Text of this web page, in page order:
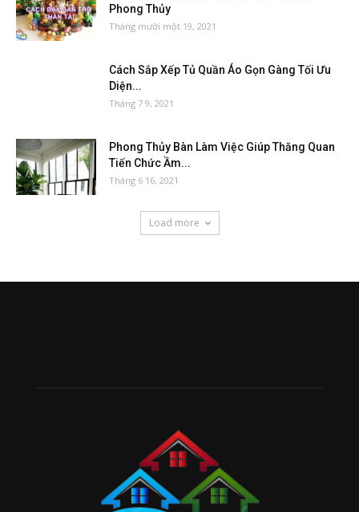
Phong Thủy
Tháng mười một 19, 2021
Cách Sắp Xếp Tủ Quần Áo Gọn Gàng Tối Ưu
Diện...
Tháng 7 9, 2021
Phong Thủy Bàn Làm Việc Giúp Thăng Quan
Tiến Chức Ầm...
Tháng 6 16, 2021
Load more